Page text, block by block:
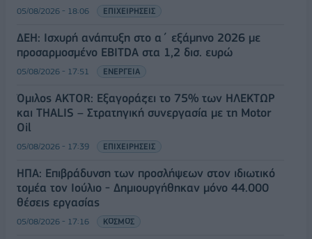
05/08/2026 - 18:06 ΕΠΙΧΕΙΡΗΣΕΙΣ
ΔΕΗ: Ισχυρή ανάπτυξη στο α΄ εξάμηνο 2026 με
προσαρμοσμένο EBITDA στα 1,2 δισ. ευρώ
05/08/2026 - 17:51 ΕΝΕΡΓΕΙΑ
Όμιλος AKTOR: Εξαγοράζει το 75% των ΗΛΕΚΤΩΡ
και THALIS – Στρατηγική συνεργασία με τη Motor
Oil
05/08/2026 - 17:39 ΕΠΙΧΕΙΡΗΣΕΙΣ
ΗΠΑ: Επιβράδυνση των προσλήψεων στον ιδιωτικό
τομέα τον Ιούλιο - Δημιουργήθηκαν μόνο 44.000
θέσεις εργασίας
05/08/2026 - 17:16 ΚΟΣΜΟΣ